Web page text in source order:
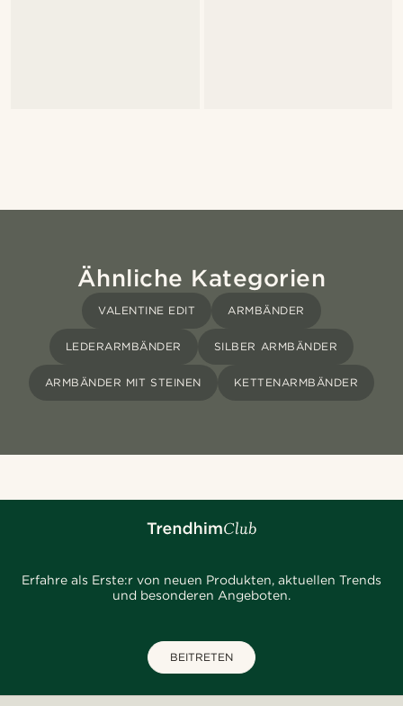
Ähnliche Kategorien
VALENTINE EDIT ARMBÄNDER
LEDERARMBÄNDER SILBER ARMBÄNDER
ARMBÄNDER MIT STEINEN KETTENARMBÄNDER
Erfahre als Erste:r von neuen Produkten, aktuellen Trends
und besonderen Angeboten.
BEITRETEN